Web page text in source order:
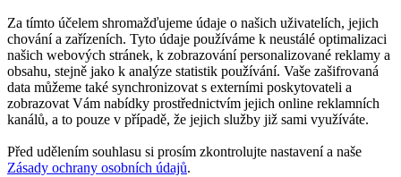
Za tímto účelem shromažďujeme údaje o našich uživatelích, jejich
chování a zařízeních. Tyto údaje používáme k neustálé optimalizaci
našich webových stránek, k zobrazování personalizované reklamy a
obsahu, stejně jako k analýze statistik používání. Vaše zašifrovaná
data můžeme také synchronizovat s externími poskytovateli a
zobrazovat Vám nabídky prostřednictvím jejich online reklamních
kanálů, a to pouze v případě, že jejich služby již sami využíváte.
Před udělením souhlasu si prosím zkontrolujte nastavení a naše
Zásady ochrany osobních údajů.